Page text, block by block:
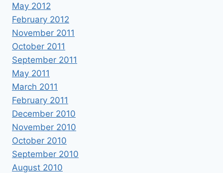
May 2012
February 2012
November 2011
October 2011
September 2011
May 2011
March 2011
February 2011
December 2010
November 2010
October 2010
September 2010
August 2010